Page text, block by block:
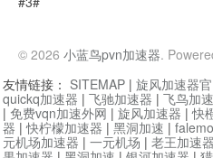
© 2026 小蓝鸟pvn加速器.
友情链接： SITEMAP | 旋风加速器
quickq加速器 | 飞驰加速器 | 飞鸟加
| 免费vqn加速外网 | 旋风加速器 |快
器 |快柠檬加速器 | 黑洞加速 |
元机场加速器 | 一元机场 | 老王加速器